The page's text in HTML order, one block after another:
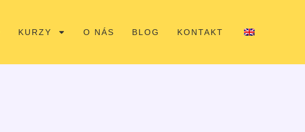
KURZY O NÁS BLOG KONTAKT